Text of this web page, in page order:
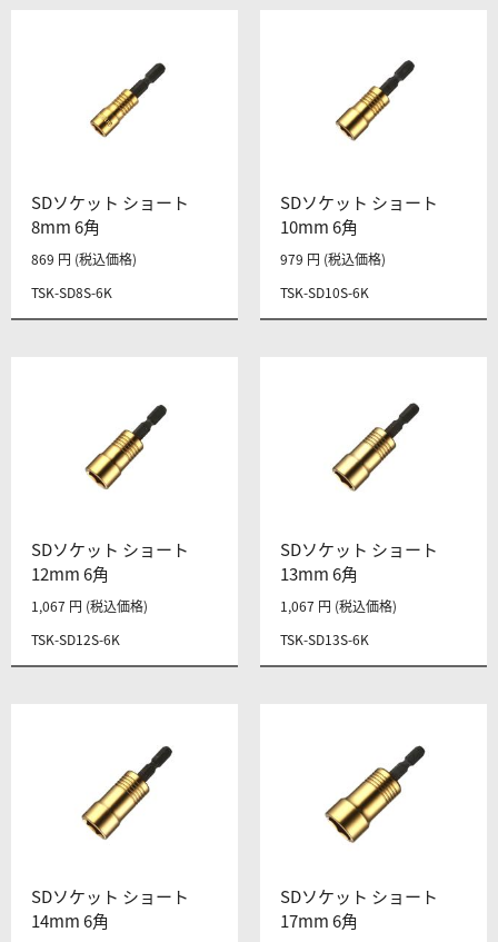
SDソケット ショート
8mm 6角
TSK-SD8S-6K
869 円 (税込価格)
SDソケット ショート
10mm 6角
TSK-SD10S-6K
979 円 (税込価格)
SDソケット ショート
12mm 6角
TSK-SD12S-6K
1,067 円 (税込価格)
SDソケット ショート
13mm 6角
TSK-SD13S-6K
1,067 円 (税込価格)
SDソケット ショート
14mm 6角
SDソケット ショート
17mm 6角